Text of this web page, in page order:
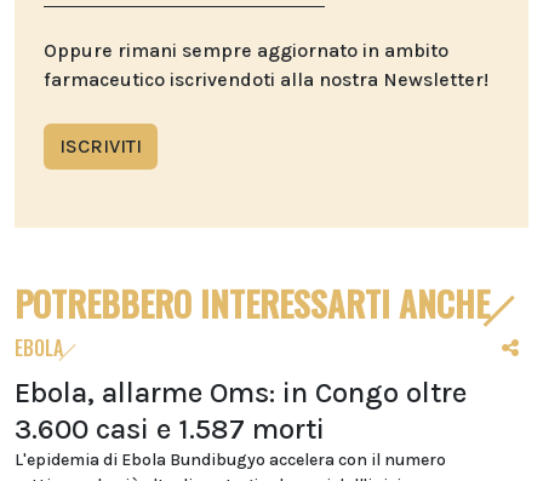
Oppure rimani sempre aggiornato in ambito
farmaceutico iscrivendoti alla nostra Newsletter!
ISCRIVITI
POTREBBERO INTERESSARTI ANCHE
EBOLA
Ebola, allarme Oms: in Congo oltre
3.600 casi e 1.587 morti
L'epidemia di Ebola Bundibugyo accelera con il numero